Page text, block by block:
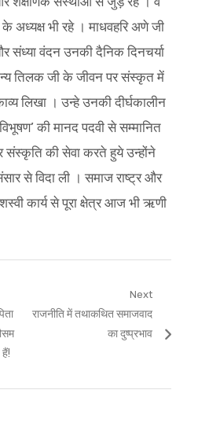
अध्यक्ष भी रहे । माधवहरि अणे जी
संध्या वंदन उनकी दैनिक दिनचर्या
तिलक जी के जीवन पर संस्कृत में
लिखा । उन्हे उनकी दीर्घकालीन
की मानद पदवी से सम्मानित
संस्कृति की सेवा करते हुये उन्होंने
से विदा ली । समाज राष्ट्र और
कार्य से पूरा क्षेत्र आज भी ऋणी
Next
Next
राजनीति में तथाकथित समाजवाद
का दुष्प्रभाव